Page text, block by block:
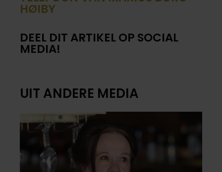
HØIBY
DEEL DIT ARTIKEL OP SOCIAL
MEDIA!
UIT ANDERE MEDIA